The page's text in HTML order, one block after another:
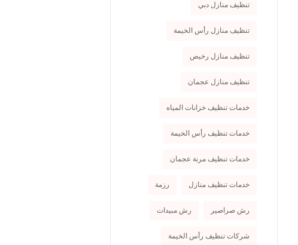
تنظيف منازل دبي
تنظيف منازل رأس الخيمة
تنظيف منازل رخيص
تنظيف منازل عجمان
خدمات تنظيف خزانات المياه
خدمات تنظيف رأس الخيمة
خدمات تنظيف مرنة عجمان
خدمات تنظيف منازل رزمة
رش صراصير رش مبيدات
شركات تنظيف رأس الخيمة